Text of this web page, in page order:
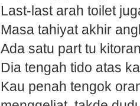
Last-last arah toilet
Masa tahiyat akhir
Ada satu part tu
Dia tengah tido atas
Kau penah tengok